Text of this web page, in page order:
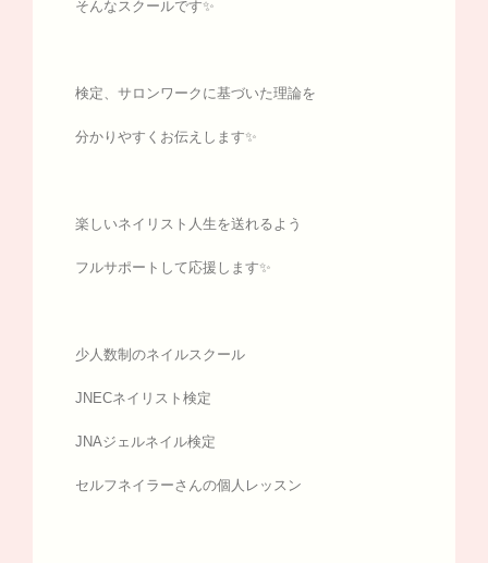
そんなスクールです✨
検定、サロンワークに基づいた理論を
分かりやすくお伝えします✨
楽しいネイリスト人生を送れるよう
フルサポートして応援します✨
少人数制のネイルスクール
JNECネイリスト検定
JNAジェルネイル検定
セルフネイラーさんの個人レッスン